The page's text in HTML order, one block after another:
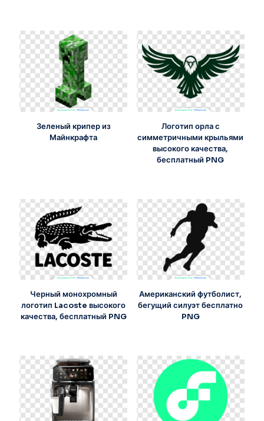
Зеленый крипер из
Майнкрафта
Логотип орла с
симметричными крыльями
высокого качества,
бесплатный PNG
Черный монохромный
логотип Lacoste высокого
качества, бесплатный PNG
Американский футболист,
бегущий силуэт бесплатно
PNG